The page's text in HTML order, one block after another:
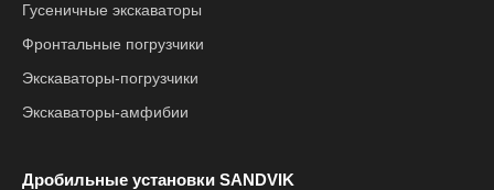
Гусеничные экскаваторы
Фронтальные погрузчики
Экскаваторы-погрузчики
Экскаваторы-амфибии
Дробильные установки SANDVIK